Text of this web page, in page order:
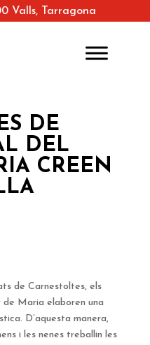
Valls, Tarragona
DE
DEL
CREEN
de Carnestoltes, els
de Maria elaboren una
D’aquesta manera,
i les nenes treballin les